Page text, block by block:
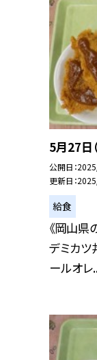
5月27日
公開日
更新日
給食
《岡山県
デミカツ
ールオレ